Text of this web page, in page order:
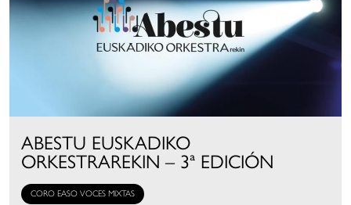
ABESTU EUSKADIKO
ORKESTRAREKIN – 3ª EDICIÓN
CORO EASO VOCES MIXTAS